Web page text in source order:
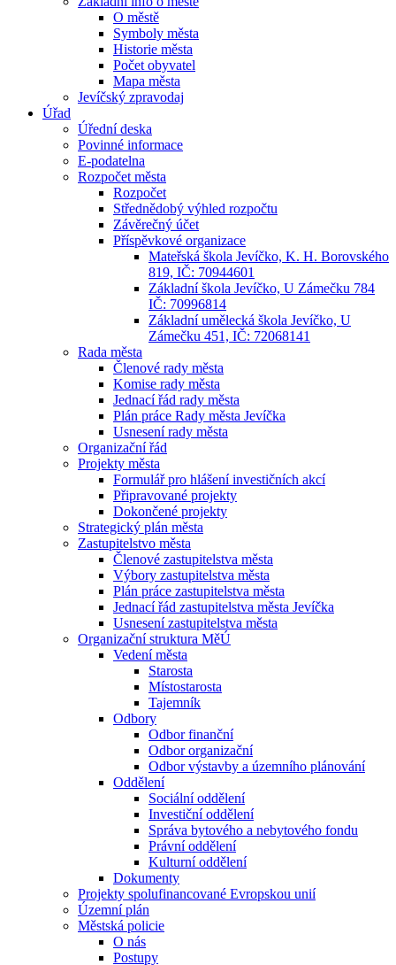
O městě
Symboly města
Historie města
Počet obyvatel
Mapa města
Jevíčský zpravodaj
Úřad
Úřední deska
Povinné informace
E-podatelna
Rozpočet města
Rozpočet
Střednědobý výhled rozpočtu
Závěrečný účet
Příspěvkové organizace
Mateřská škola Jevíčko, K. H. Borovského
819, IČ: 70944601
Základní škola Jevíčko, U Zámečku 784
IČ: 70996814
Základní umělecká škola Jevíčko, U
Zámečku 451, IČ: 72068141
Rada města
Členové rady města
Komise rady města
Jednací řád rady města
Plán práce Rady města Jevíčka
Usnesení rady města
Organizační řád
Projekty města
Formulář pro hlášení investičních akcí
Připravované projekty
Dokončené projekty
Strategický plán města
Zastupitelstvo města
Členové zastupitelstva města
Výbory zastupitelstva města
Plán práce zastupitelstva města
Jednací řád zastupitelstva města Jevíčka
Usnesení zastupitelstva města
Organizační struktura MěÚ
Vedení města
Starosta
Místostarosta
Tajemník
Odbory
Odbor finanční
Odbor organizační
Odbor výstavby a územního plánování
Oddělení
Sociální oddělení
Investiční oddělení
Správa bytového a nebytového fondu
Právní oddělení
Kulturní oddělení
Dokumenty
Projekty spolufinancované Evropskou unií
Územní plán
Městská policie
O nás
Postupy